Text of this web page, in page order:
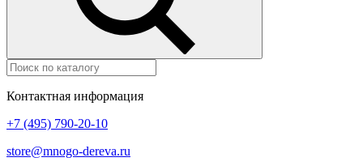
Контактная информация
+7 (495) 790-20-10
store@mnogo-dereva.ru